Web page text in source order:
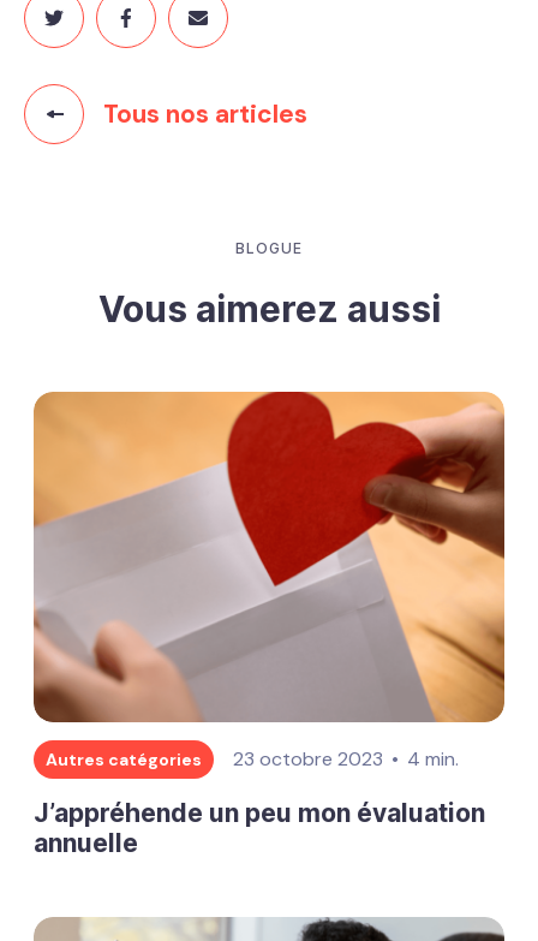
Tous nos articles
BLOGUE
Vous aimerez aussi
Autres catégories 23 octobre 2023 4 min.
J’appréhende un peu mon évaluation
annuelle